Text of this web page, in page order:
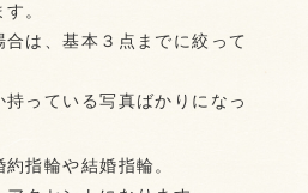
。
は、基本３点までに絞って
持っている写真ばかりになっ
指輪や結婚指輪。